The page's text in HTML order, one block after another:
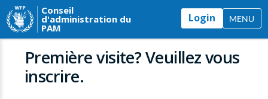
Conseil
d'administration du
PAM
Login MENU
Première visite? Veuillez vous
inscrire.